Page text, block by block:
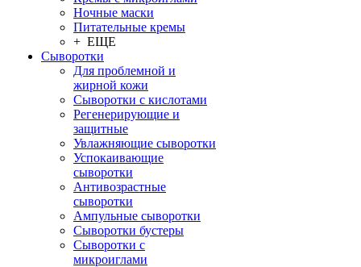
Ночные маски
Питательные кремы
+ ЕЩЕ
Сыворотки
Для проблемной и
жирной кожи
Сыворотки с кислотами
Регенерирующие и
защитные
Увлажняющие сыворотки
Успокаивающие
сыворотки
Антивозрастные
сыворотки
Ампульные сыворотки
Сыворотки бустеры
Сыворотки с
микроиглами